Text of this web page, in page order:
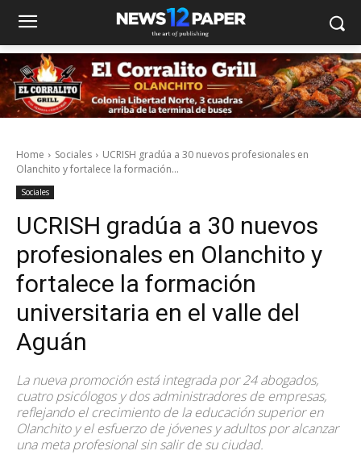
Home Sociales
UCRISH gradúa a 30 nuevos profesionales en
Olanchito y fortalece la formación...
Sociales
UCRISH gradúa a 30 nuevos
profesionales en Olanchito y
fortalece la formación
universitaria en el valle del
Aguán
La nueva promoción está integrada por 24 abogados,
cuatro psicólogos y dos administradores de empresas,
reflejando el crecimiento de la educación superior en
Olanchito y el esfuerzo de jóvenes y adultos por alcanzar
una meta profesional sin salir de su ciudad.